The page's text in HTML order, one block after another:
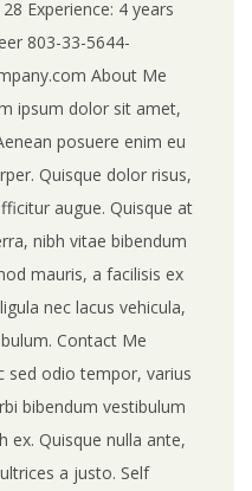
Experience: 4 years
803-33-5644-
About Me
ipsum dolor sit amet,
posuere enim eu
Quisque dolor risus,
augue. Quisque at
nibh vitae bibendum
mauris, a facilisis ex
nec lacus vehicula,
Contact Me
sed odio tempor, varius
bibendum vestibulum
ex. Quisque nulla ante,
a justo. Self